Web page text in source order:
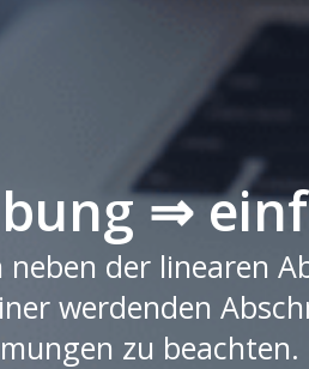
⇒
der linearen
werdenden
zu beachten.